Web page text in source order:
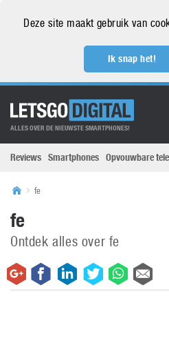
Deze site maakt gebruik van
Ik snap het!
ALLES OVER DE NIEUWSTE SMARTPHONES!
Reviews Smartphones Opvouwbare
fe
fe
Ontdek alles over fe